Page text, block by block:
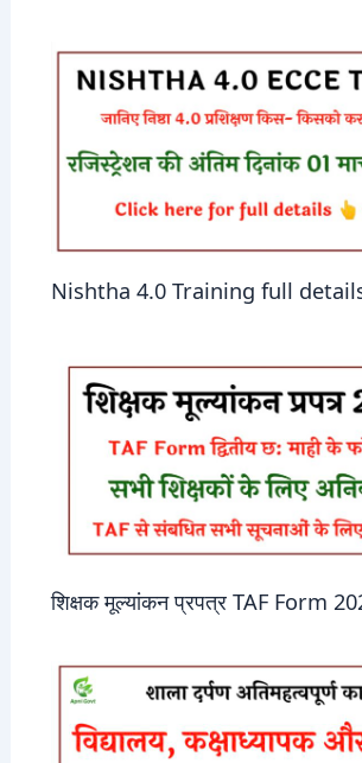
Nishtha 4.0 Training full
शिक्षक मूल्यांकन प्रपत्र TAF Form